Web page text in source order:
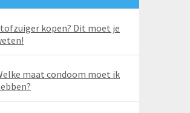
kopen? Dit moet je
maat condoom moet ik